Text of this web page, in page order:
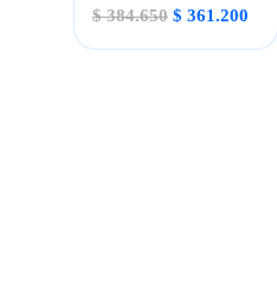
$384.650 El
original
$ 361.200